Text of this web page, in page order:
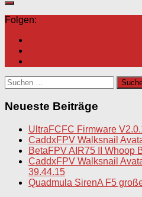
Folgen:
Suchen
nach:
Neueste Beiträge
UltraFCFC Firmware
CaddxFPV Walksnail
BetaFPV AIR75 II Whoop
CaddxFPV Walksnail
39.44.15
Quadmula SirenA F5